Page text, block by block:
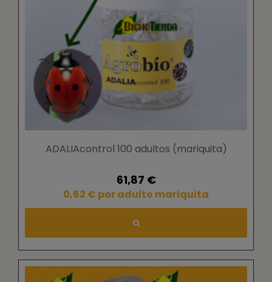
ADALIAcontrol 100 adultos (mariquita)
61,87 €
0,62 € por adulto mariquita